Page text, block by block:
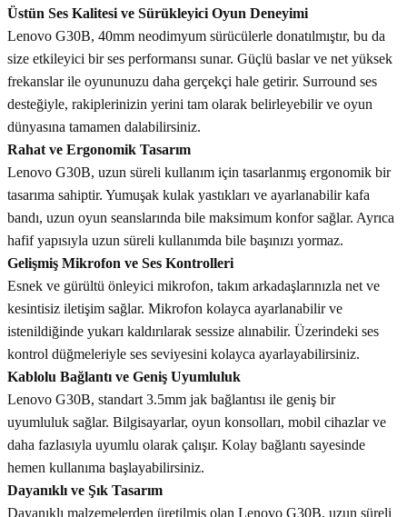
Üstün Ses Kalitesi ve Sürükleyici Oyun Deneyimi
Lenovo G30B, 40mm neodimyum sürücülerle donatılmıştır, bu da
size etkileyici bir ses performansı sunar. Güçlü baslar ve net yüksek
frekanslar ile oyununuzu daha gerçekçi hale getirir. Surround ses
desteğiyle, rakiplerinizin yerini tam olarak belirleyebilir ve oyun
dünyasına tamamen dalabilirsiniz.
Rahat ve Ergonomik Tasarım
Lenovo G30B, uzun süreli kullanım için tasarlanmış ergonomik bir
tasarıma sahiptir. Yumuşak kulak yastıkları ve ayarlanabilir kafa
bandı, uzun oyun seanslarında bile maksimum konfor sağlar. Ayrıca
hafif yapısıyla uzun süreli kullanımda bile başınızı yormaz.
Gelişmiş Mikrofon ve Ses Kontrolleri
Esnek ve gürültü önleyici mikrofon, takım arkadaşlarınızla net ve
kesintisiz iletişim sağlar. Mikrofon kolayca ayarlanabilir ve
istenildiğinde yukarı kaldırılarak sessize alınabilir. Üzerindeki ses
kontrol düğmeleriyle ses seviyesini kolayca ayarlayabilirsiniz.
Kablolu Bağlantı ve Geniş Uyumluluk
Lenovo G30B, standart 3.5mm jak bağlantısı ile geniş bir
uyumluluk sağlar. Bilgisayarlar, oyun konsolları, mobil cihazlar ve
daha fazlasıyla uyumlu olarak çalışır. Kolay bağlantı sayesinde
hemen kullanıma başlayabilirsiniz.
Dayanıklı ve Şık Tasarım
Dayanıklı malzemelerden üretilmiş olan Lenovo G30B, uzun süreli